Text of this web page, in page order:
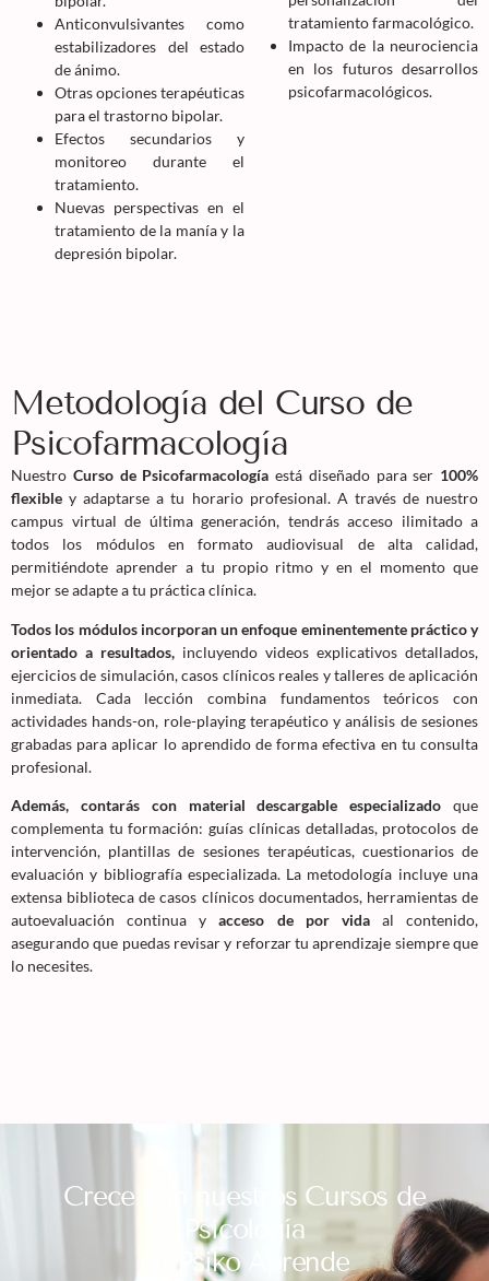
Anticonvulsivantes como
estabilizadores del estado
de ánimo.
Otras opciones terapéuticas
para el trastorno bipolar.
Efectos secundarios y
monitoreo durante el
tratamiento.
Nuevas perspectivas en el
tratamiento de la manía y la
depresión bipolar.
tratamiento farmacológico.
Impacto de la neurociencia
en los futuros desarrollos
psicofarmacológicos.
Metodología del Curso de
Psicofarmacología
Nuestro Curso de Psicofarmacología está diseñado para ser 100%
flexible y adaptarse a tu horario profesional. A través de nuestro
campus virtual de última generación, tendrás acceso ilimitado a
todos los módulos en formato audiovisual de alta calidad,
permitiéndote aprender a tu propio ritmo y en el momento que
mejor se adapte a tu práctica clínica.
Todos los módulos incorporan un enfoque eminentemente práctico y
orientado a resultados, incluyendo videos explicativos detallados,
ejercicios de simulación, casos clínicos reales y talleres de aplicación
inmediata. Cada lección combina fundamentos teóricos con
actividades hands-on, role-playing terapéutico y análisis de sesiones
grabadas para aplicar lo aprendido de forma efectiva en tu consulta
profesional.
Además, contarás con material descargable especializado que
complementa tu formación: guías clínicas detalladas, protocolos de
intervención, plantillas de sesiones terapéuticas, cuestionarios de
evaluación y bibliografía especializada. La metodología incluye una
extensa biblioteca de casos clínicos documentados, herramientas de
autoevaluación continua yacceso de por vidaal contenido,
asegurando que puedas revisar y reforzar tu aprendizaje siempre que
lo necesites.
Crece con nuestros Cursos de
Psicología
en Psiko Aprende